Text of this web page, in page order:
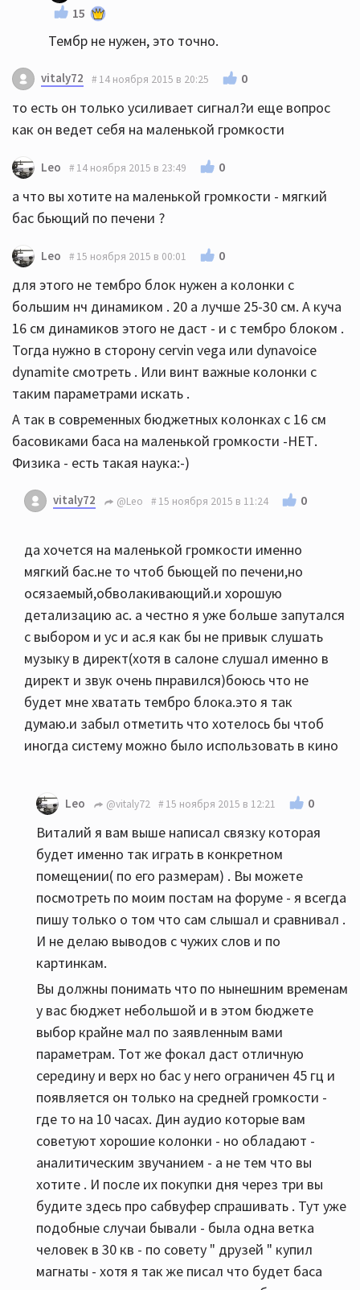
15
Тембр не нужен, это точно.
vitaly72 14 ноября 2015 в 20:25 0
то есть он только усиливает сигнал?и еще вопрос
как он ведет себя на маленькой громкости
Leo 14 ноября 2015 в 23:49 0
а что вы хотите на маленькой громкости - мягкий
бас бьющий по печени ?
Leo 15 ноября 2015 в 00:01 0
для этого не тембро блок нужен а колонки с
большим нч динамиком . 20 а лучше 25-30 см. А куча
16 см динамиков этого не даст - и с тембро блоком .
Тогда нужно в сторону cervin vega или dynavoice
dynamite смотреть . Или винт важные колонки с
таким параметрами искать .
А так в современных бюджетных колонках с 16 см
басовиками баса на маленькой громкости -НЕТ.
Физика - есть такая наука:-)
vitaly72 @Leo 15 ноября 2015 в 11:24 0
да хочется на маленькой громкости именно
мягкий бас.не то чтоб бьющей по печени,но
осязаемый,обволакивающий.и хорошую
детализацию ас. а честно я уже больше запутался
с выбором и ус и ас.я как бы не привык слушать
музыку в директ(хотя в салоне слушал именно в
директ и звук очень пнравился)боюсь что не
будет мне хватать тембро блока.это я так
думаю.и забыл отметить что хотелось бы чтоб
иногда систему можно было использовать в кино
Leo @vitaly72 15 ноября 2015 в 12:21 0
Виталий я вам выше написал связку которая
будет именно так играть в конкретном
помещении( по его размерам) . Вы можете
посмотреть по моим постам на форуме - я всегда
пишу только о том что сам слышал и сравнивал .
И не делаю выводов с чужих слов и по
картинкам.
Вы должны понимать что по нынешним временам
у вас бюджет небольшой и в этом бюджете
выбор крайне мал по заявленным вами
параметрам. Тот же фокал даст отличную
середину и верх но бас у него ограничен 45 гц и
появляется он только на средней громкости -
где то на 10 часах. Дин аудио которые вам
советуют хорошие колонки - но обладают -
аналитическим звучанием - а не тем что вы
хотите . И после их покупки дня через три вы
будите здесь про сабвуфер спрашивать . Тут уже
подобные случаи бывали - была одна ветка
человек в 30 кв - по совету " друзей " купил
магнаты - хотя я так же писал что будет баса